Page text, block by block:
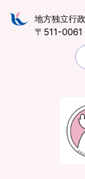
地方独立行
〒511-